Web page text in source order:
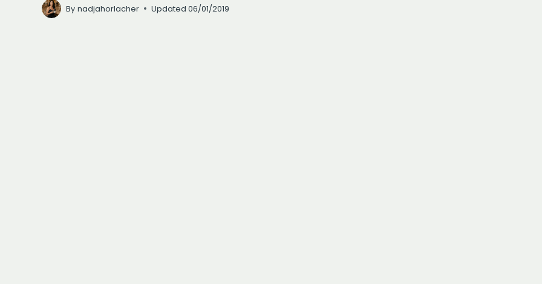
By nadjahorlacher Updated 06/01/2019